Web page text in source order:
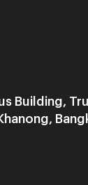
Building,